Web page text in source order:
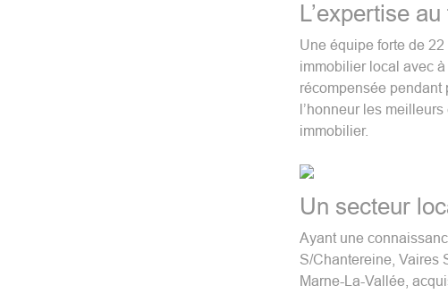
L’expertise
Une équipe forte de
immobilier local avec
récompensée pendant
l’honneur les
immobilier.
Un secteur
Ayant une
S/Chantereine, Vaires
Marne-La-Vallée,